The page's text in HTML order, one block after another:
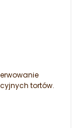
tortów.